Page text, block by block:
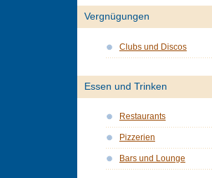
Vergnügungen
Clubs und Discos
Essen und Trinken
Restaurants
Pizzerien
Bars und Lounge